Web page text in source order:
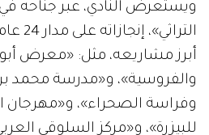
ويستعرض النادي، عبر جناحه
أبرز مشاريعه، مثل: «معرض
والفروسية»، و«مدرسة محمد
وفراسة الصحراء»، و«مهرجان
للبيزرة»، و«مركز السلوقي